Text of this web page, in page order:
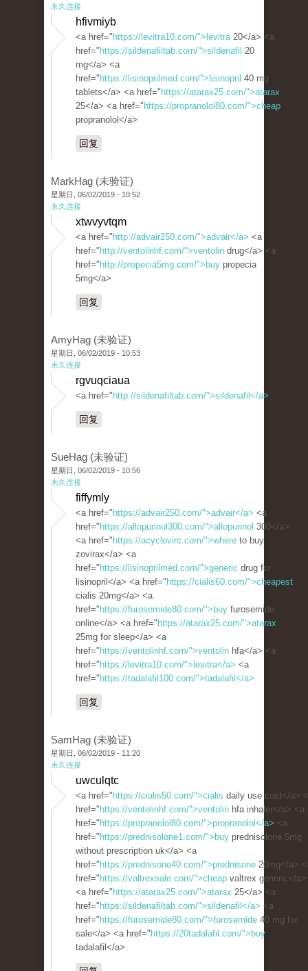
永久连接
hfivmiyb
<a href=" https://levitra10.com/">levitra20</a> <a
href=" https://sildenafiltab.com/">sildenafil 20
mg</a> <a
href=" https://lisinoprilmed.com/">lisinopril 40 mg
tablets</a> <a href=" https://atarax25.com/">atarax
25</a> <a href=" https://propranolol80.com/">cheap
propranolol</a>
回复
MarkHag (未验证)
星期日, 06/02/2019 - 10:52
永久连接
xtwvyvtqm
<a href=" http://advair250.com/">advair</a> <a
href=" http://ventolinhf.com/">ventolin drug</a> <a
href=" http://propecia5mg.com/">buy propecia
5mg</a>
回复
AmyHag (未验证)
星期日, 06/02/2019 - 10:53
永久连接
rgvuqciaua
<a href=" http://sildenafiltab.com/">sildenafil</a>
回复
SueHag (未验证)
星期日, 06/02/2019 - 10:56
永久连接
fiffymly
<a href=" https://advair250.com/">advair</a> <a
href=" https://allopurinol300.com/">allopurinol 300</a>
<a href=" https://acyclovirc.com/">where to buy
zovirax</a> <a
href=" https://lisinoprilmed.com/">generic drug for
lisinopril</a> <a href=" https://cialis60.com/">cheapest
cialis 20mg</a> <a
href=" https://furosemide80.com/">buy furosemide
online</a> <a href=" https://atarax25.com/">atarax
25mg for sleep</a> <a
href=" https://ventolinhf.com/">ventolin hfa</a> <a
href=" https://levitra10.com/">levitra</a> <a
href=" https://tadalafil100.com/">tadalafil</a>
回复
SamHag (未验证)
星期日, 06/02/2019 - 11:20
永久连接
uwculqtc
<a href=" https://cialis50.com/">cialis daily use cost</a>
href=" https://ventolinhf.com/">ventolin hfa inhaler</a> <a
href=" https://propranolol80.com/">propranolol</a> <a
href=" https://prednisolone1.com/">buy prednisolone 5mg
without prescription uk</a> <a
href=" https://prednisone40.com/">prednisone 20mg</a>
href=" https://valtrexsale.com/">cheap valtrex generic</a>
<a href=" https://atarax25.com/">atarax 25</a> <a
href=" https://sildenafiltab.com/">sildenafil</a> <a
href=" https://furosemide80.com/">furosemide 40 mg for
sale</a> <a href=" https://20tadalafil.com/">buy
tadalafil</a>